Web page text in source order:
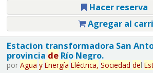
Hacer reserva
Agregar al
Estacion transformadora San
provincia deRío Negro.
por Agua y Energía Eléctrica, Sociedad del